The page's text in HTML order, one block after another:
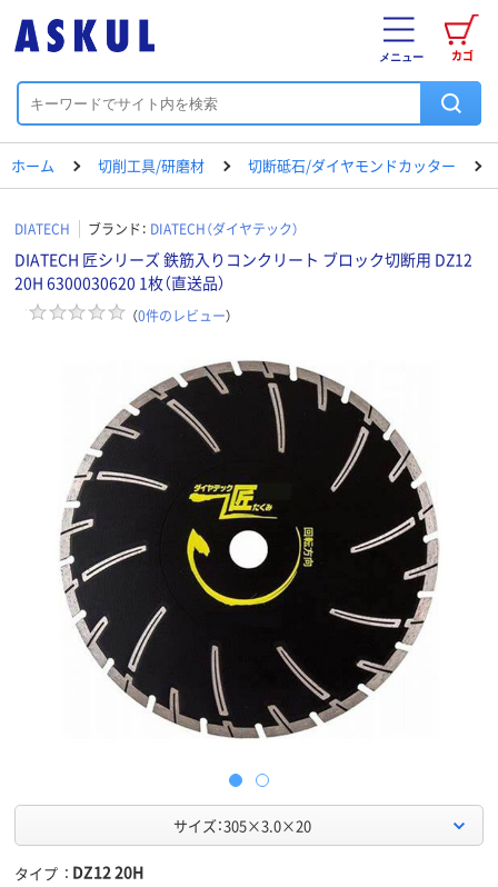
カゴ
メニュー
ホーム 切削工具/研磨材 切断砥石/ダイヤモンドカッター
DIATECH ブランド： DIATECH（ダイヤテック）
DIATECH 匠シリーズ 鉄筋入りコンクリート ブロック切断用 DZ12
20H 6300030620 1枚（直送品）
（0件のレビュー）
サイズ：305×3.0×20
タイプ DZ12 20H